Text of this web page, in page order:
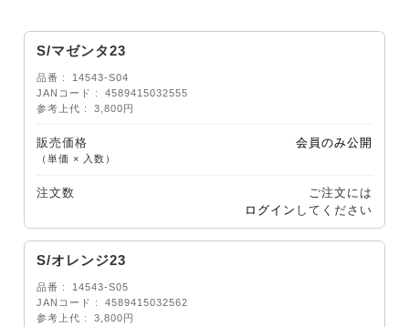
S/マゼンタ23
品番
14543-S04
JANコード
4589415032555
参考上代
3,800円
販売価格
（単価 × 入数）
会員のみ公開
注文数
ご注文には
ログイン してください
S/オレンジ23
品番
14543-S05
JANコード
4589415032562
参考上代
3,800円